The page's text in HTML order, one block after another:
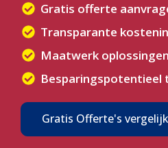
Gratis offerte
Transparante
Maatwerk oplossingen
Besparingspotentieel
Gratis Offerte's